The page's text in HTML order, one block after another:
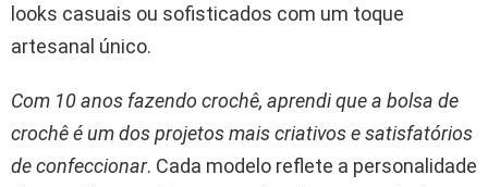
looks casuais ou sofisticados com um toque
artesanal único.
Com 10 anos fazendo crochê, aprendi que a bolsa de
crochê é um dos projetos mais criativos e satisfatórios
de confeccionar. Cada modelo reflete a personalidade